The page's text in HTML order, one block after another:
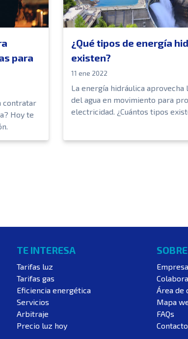
para
contratar
Hoy te
¿Qué tipos de energía
existen?
11 ene 2022
La energía hidráulica aprovecha
del agua en movimiento para
electricidad. ¿Cuántos tipos
TE INTERESA
Tarifas luz
Tarifas gas
Eficiencia energética
Servicios
Arbitraje
Precio luz hoy
Empresa
Área de
Mapa
FAQs
Contacto